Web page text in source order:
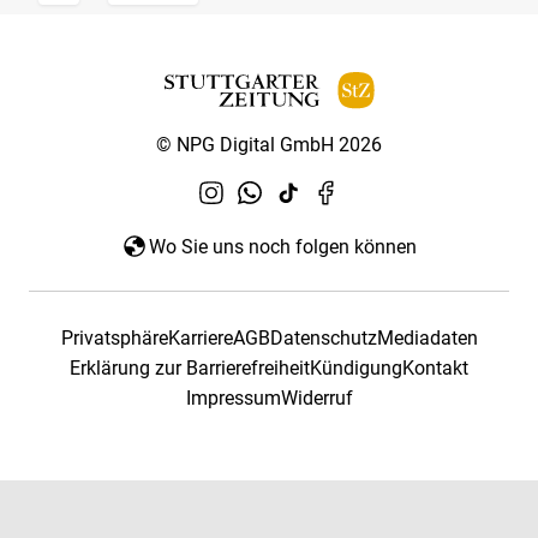
© NPG Digital GmbH 2026
Wo Sie uns noch folgen können
PrivatsphäreKarriereAGBDatenschutzMediadaten
Erklärung zur BarrierefreiheitKündigungKontakt
ImpressumWiderruf